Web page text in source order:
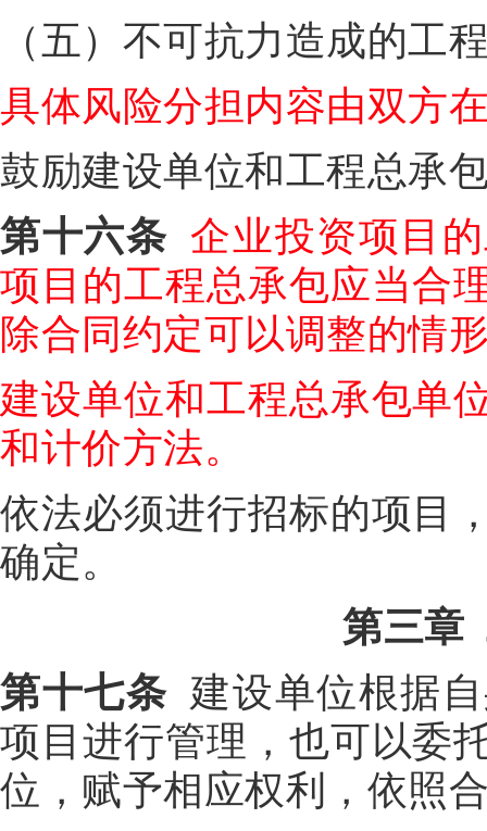
（五）不可抗力造成的工
具体风险分担内容由双方
鼓励建设单位和工程总承
第十六条 企业投资项目
项目的工程总承包应当合
除合同约定可以调整的情
建设单位和工程总承包单
和计价方法。
依法必须进行招标的项目
确定。
第三章
第十七条 建设单位根据
项目进行管理，也可以委
位，赋予相应权利，依照